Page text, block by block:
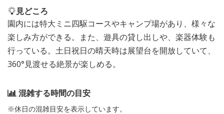
見どころ
園内には特大ミニ四駆コースやキャンプ場があり、様々な
楽しみ方ができる。また、遊具の貸し出しや、楽器体験も
行っている。土日祝日の晴天時は展望台を開放していて、
360°見渡せる絶景が楽しめる。
混雑する時間の目安
※休日の混雑目安を表示しています。